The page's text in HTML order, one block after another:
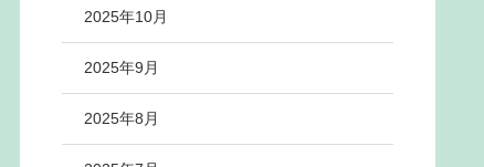
2025年10月
2025年9月
2025年8月